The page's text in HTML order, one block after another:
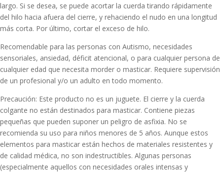
largo. Si se desea, se puede acortar la cuerda tirando rápidamente
del hilo hacia afuera del cierre, y rehaciendo el nudo en una longitud
más corta. Por último, cortar el exceso de hilo.
Recomendable para las personas con Autismo, necesidades
sensoriales, ansiedad, déficit atencional, o para cualquier persona de
cualquier edad que necesita morder o masticar. Requiere supervisión
de un profesional y/o un adulto en todo momento.
Precaución: Este producto no es un juguete. El cierre y la cuerda
colgante no están destinados para masticar. Contiene piezas
pequeñas que pueden suponer un peligro de asfixia. No se
recomienda su uso para niños menores de 5 años. Aunque estos
elementos para masticar están hechos de materiales resistentes y
de calidad médica, no son indestructibles. Algunas personas
(especialmente aquellos con necesidades orales intensas y